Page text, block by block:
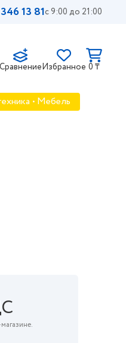
13 81с 9:00 до 21:00
СравнениеИзбранное 0 ₸
• Мебель